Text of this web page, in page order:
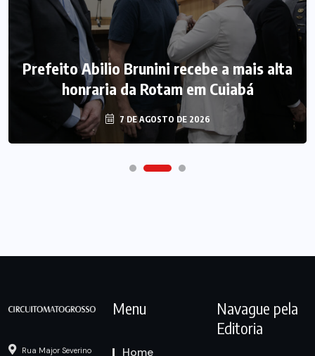
Prefeito Abilio Brunini recebe a mais alta
honraria da Rotam em Cuiabá
7 DE AGOSTO DE 2026
Rua Major Severino
Menu
Home
Navague pela
Editoria